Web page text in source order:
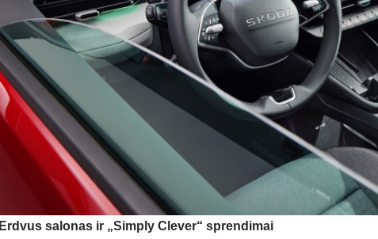
Erdvus salonas ir „Simply Clever“ sprendimai